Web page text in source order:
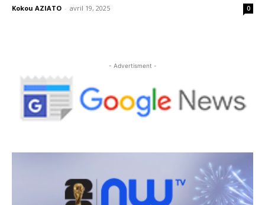
Kokou AZIATO - avril 19, 2025 0
- Advertisment -